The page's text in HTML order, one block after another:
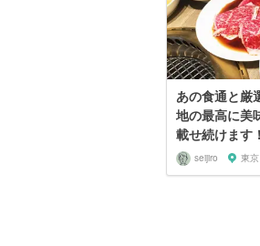
あの食通と厳
地の最高に美
載せ続けます
seijiro 東京